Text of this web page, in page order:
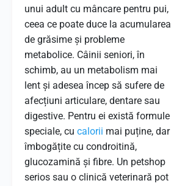
unui adult cu mâncare pentru pui,
ceea ce poate duce la acumularea
de grăsime și probleme
metabolice. Câinii seniori, în
schimb, au un metabolism mai
lent și adesea încep să sufere de
afecțiuni articulare, dentare sau
digestive. Pentru ei există formule
speciale, cu calorii mai puține, dar
îmbogățite cu condroitină,
glucozamină și fibre. Un petshop
serios sau o clinică veterinară pot